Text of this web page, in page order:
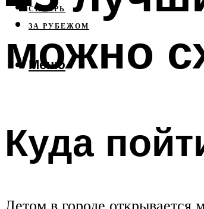
СИБИРЬ
ЗА РУБЕЖОМ
Меню
можно
Куда